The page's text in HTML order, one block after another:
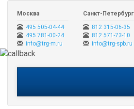
Москва
495 505-04-44
495 781-00-24
info@trg-m.ru
Санкт-Петербург
812 315-06-35
812 571-73-10
info@trg-spb.ru